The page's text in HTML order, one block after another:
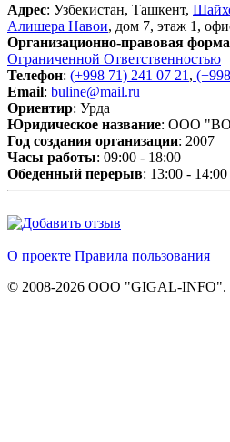
Адрес: Узбекистан, Ташкент,
Алишера Навои, дом 7, этаж 1,
Организационно-правовая форма
Ограниченной Ответственностью
Телефон: (+998 71) 241 07 21 ,
Email: buline@mail.ru
Ориентир: Урда
Юридическое название: OOO
Год создания организации: 2007
Часы работы: 09:00 - 18:00
Обеденный перерыв: 13:00 - 14:00
О проекте Правила пользования
© 2008-2026 ООО "GIGAL-INFO".